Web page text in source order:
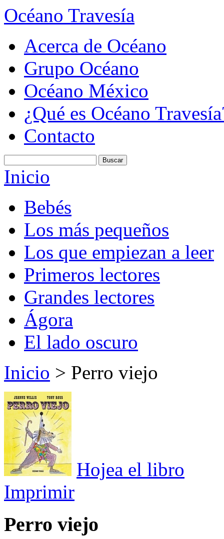
Océano Travesía
Acerca de Océano
Grupo Océano
Océano México
¿Qué es Océano
Contacto
Inicio
Bebés
Los más pequeños
Los que empiezan a leer
Primeros lectores
Grandes lectores
Ágora
El lado oscuro
Inicio > Perro viejo
Hojea el libro
Imprimir
Perro viejo